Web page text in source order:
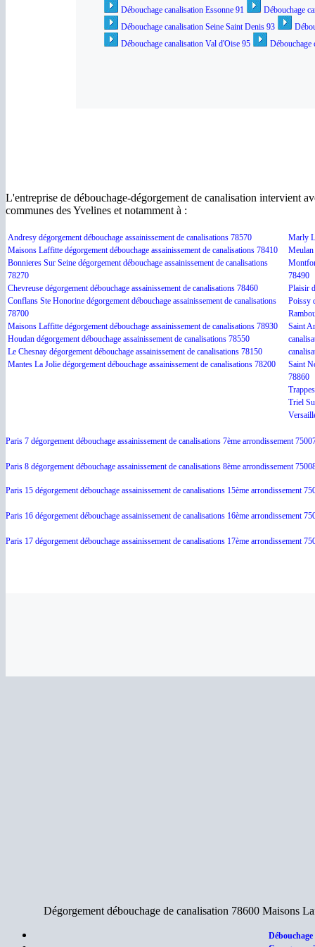
Débouchage canalisation Essonne 91
Débouchage
Débouchage canalisation Seine Saint Denis 93
Débouchage canalisation Val d'Oise 95
Débouchage
L'entreprise de débouchage-dégorgement de canalisation intervient
communes des Yvelines et notamment à :
Andresy dégorgement débouchage assainissement de canalisations 78570
Maisons Laffitte dégorgement débouchage assainissement de canalisations 78410
Bonnieres Sur Seine dégorgement débouchage assainissement de canalisations
78270
Chevreuse dégorgement débouchage assainissement de canalisations 78460
Conflans Ste Honorine dégorgement débouchage assainissement de canalisations
78700
Maisons Laffitte dégorgement débouchage assainissement de canalisations 78930
Houdan dégorgement débouchage assainissement de canalisations 78550
Le Chesnay dégorgement débouchage assainissement de canalisations 78150
Mantes La Jolie dégorgement débouchage assainissement de canalisations 78200
Marly
Meulan
78490
Plaisir
Poissy
Saint
Saint
78860
Triel
Paris 7 dégorgement débouchage assainissement de canalisations 7ème arrondissement
Paris 8 dégorgement débouchage assainissement de canalisations 8ème arrondissement
Paris 15 dégorgement débouchage assainissement de canalisations 15ème arrondissement
Paris 16 dégorgement débouchage assainissement de canalisations 16ème arrondissement
Paris 17 dégorgement débouchage assainissement de canalisations 17ème arrondissement
Dégorgement débouchage de canalisation 78600 Maisons